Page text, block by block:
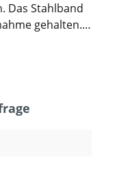
Das Stahlband
gehalten.
Er
Paletten und